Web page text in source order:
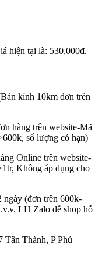
hiện tại là: 530,000₫.
kính 10km đơn trên
hàng trên website-Mã
số lượng có hạn)
Online trên website-
Không áp dụng cho
(đơn trên 600k-
LH Zalo để shop hỗ
Tân Thành, P Phú